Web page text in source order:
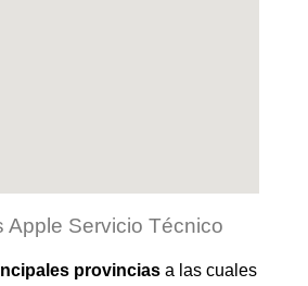
Apple Servicio Técnico
provincias a las cuales